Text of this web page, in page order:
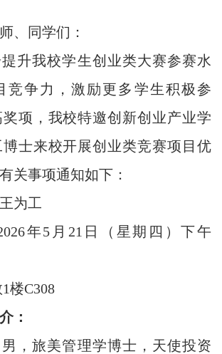
、同学们：
升我校学生创业类大赛参赛水
竞争力，激励更多学生积极参
项，我校特邀创新创业产业学
士来校开展创业类竞赛项目优
关事项通知如下：
王为工
年5月21日（星期四）下午
1楼C308
：
，旅美管理学博士，天使投资